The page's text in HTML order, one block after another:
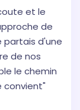
et le
de
partais d'une
de nos
le chemin
convient"